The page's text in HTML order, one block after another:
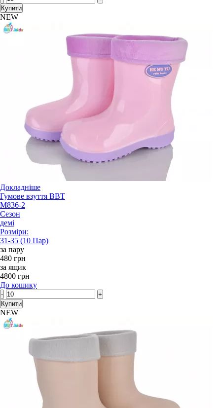
Купити
NEW
Докладніше
Гумове взуття BBT
M836-2
Сезон
демі
Розміри:
31-35 (10 Пар)
за пару
480 грн
за ящик
4800 грн
До кошику
-
+
Купити
NEW